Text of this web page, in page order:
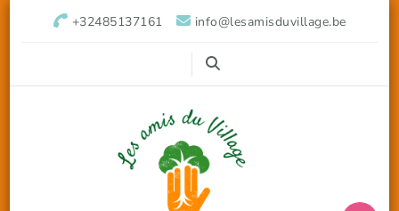
+32485137161 info@lesamisduvillage.be